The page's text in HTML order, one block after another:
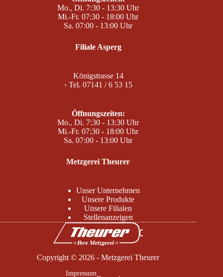
Mo., Di. 7:30 - 13:30 Uhr
Mi.-Fr. 07:30 - 18:00 Uhr
Sa. 07:00 - 13:00 Uhr
Filiale Asperg
Königstrasse 14
› Tel. 07141 / 6 53 15
Öffnungszeiten:
Mo., Di. 7:30 - 13:30 Uhr
Mi.-Fr. 07:30 - 18:00 Uhr
Sa. 07:00 - 13:00 Uhr
Metzgerei Theurer
Unser Unternehmen
Unsere Produkte
Unsere Filialen
Stellenanzeigen
Copyright © 2026 - Metzgerei Theurer
Impressum